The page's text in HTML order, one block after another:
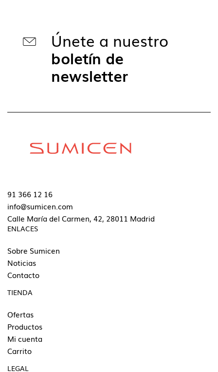
Únete a nuestro
boletín de
newsletter
91 366 12 16
info@sumicen.com
Calle María del Carmen, 42, 28011 Madrid
ENLACES
Sobre Sumicen
Noticias
Contacto
TIENDA
Ofertas
Productos
Mi cuenta
Carrito
LEGAL